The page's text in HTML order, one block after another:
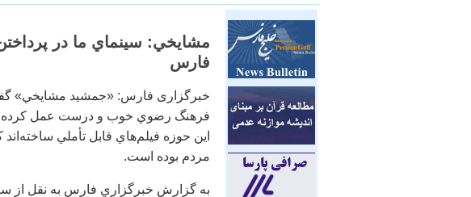
مشايخي: سينماي ما در
فارس
خبرگزاری فارس: «جمشيد مشايخي»
فرهنگ رضوي خوب و درست عمل کرده
اين حوزه فيلم‌هاي قابل تأملي
مردم بوده است.
به گزارش خبرگزاري فارس به نقل از